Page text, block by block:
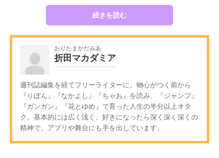
続きを読む
おりたまかだみあ
折田マカダミア
週刊誌編集を経てフリーライターに。物心がつく前から
『りぼん』『なかよし』『ちゃお』を読み、『ジャンプ』
『ガンガン』『花とゆめ』で育った人生の半分以上オタ
ク。基本的には広く浅く、好きになったら深く深く深くの
精神で、アプリや舞台にも手を出しています。